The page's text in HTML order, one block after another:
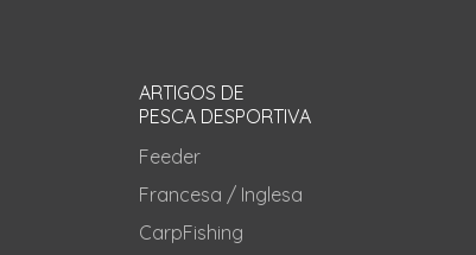
ARTIGOS DE
PESCA DESPORTIVA
Feeder
Francesa / Inglesa
CarpFishing